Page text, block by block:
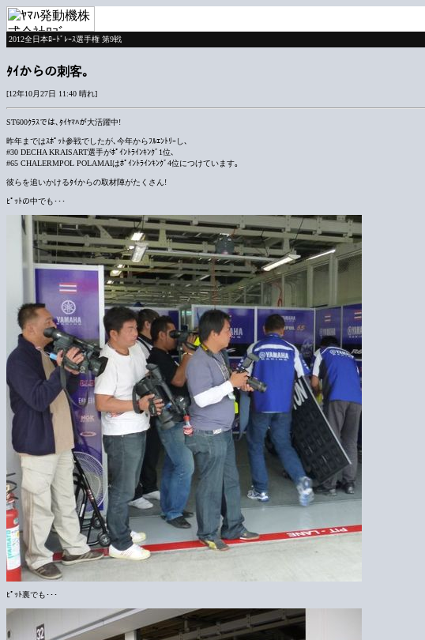
2012全日本ﾛｰﾄﾞﾚｰｽ選手権 第9戦
ﾀｲからの刺客｡
[12年10月27日 11:40 晴れ]
ST600ｸﾗｽでは､ﾀｲﾔﾏﾊが大活躍中!
昨年まではｽﾎﾟｯﾄ参戦でしたが､今年からﾌﾙｴﾝﾄﾘｰし､
#30 DECHA KRAISART選手がﾎﾟｲﾝﾄﾗｲﾝｷﾝｸﾞ1位､
#65 CHALERMPOL POLAMAIはﾎﾟｲﾝﾄﾗｲﾝｷﾝｸﾞ4位につけています｡
彼らを追いかけるﾀｲからの取材陣がたくさん!
ﾋﾟｯﾄの中でも･･･
ﾋﾟｯﾄ裏でも･･･